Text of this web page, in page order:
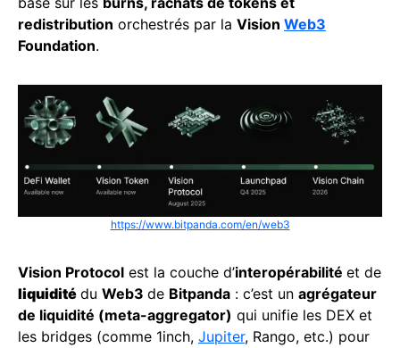
redistribution orchestrés par la Vision Web3
Foundation.
https://www.bitpanda.com/en/web3
Vision Protocol est la couche d’interopérabilité et de
liquidité du Web3 de Bitpanda : c’est un agrégateur
de liquidité (meta-aggregator) qui unifie les DEX et
les bridges (comme 1inch, Jupiter, Rango, etc.) pour